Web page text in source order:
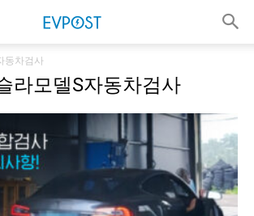
동차검사
라모델S자동차검사